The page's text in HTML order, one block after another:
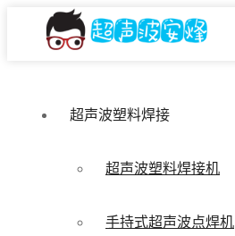
超声波塑料焊接
超声波塑料焊接机
手持式超声波点焊机